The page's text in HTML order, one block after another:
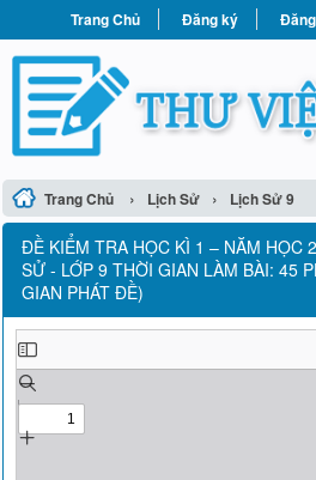
Trang Chủ Đăng ký
Trang Chủ › Lịch Sử › Lịch Sử 9
ĐỀ KIỂM TRA HỌC KÌ 1 – NĂM HỌC
SỬ - LỚP 9 THỜI GIAN LÀM BÀI: 45
GIAN PHÁT ĐỀ)